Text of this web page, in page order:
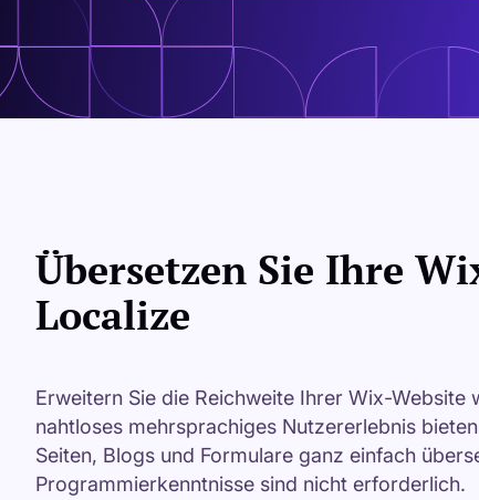
Übersetzen Sie Ihre
Localize
Erweitern Sie die Reichweite Ihrer Wix-Website
nahtloses mehrsprachiges Nutzererlebnis
Seiten, Blogs und Formulare ganz einfach
Programmierkenntnisse sind nicht erforderlich.